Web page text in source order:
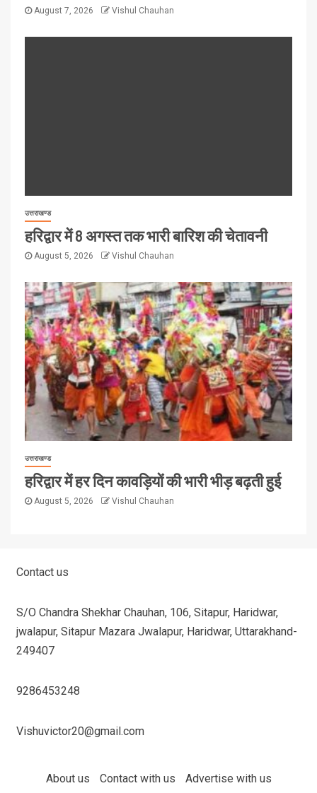
August 7, 2026 Vishul Chauhan
उत्तराखण्ड
हरिद्वार में 8 अगस्त तक भारी बारिश की चेतावनी
August 5, 2026 Vishul Chauhan
उत्तराखण्ड
हरिद्वार में हर दिन कावड़ियों की भारी भीड़ बढ़ती हुई
August 5, 2026 Vishul Chauhan
Contact us
S/O Chandra Shekhar Chauhan, 106, Sitapur, Haridwar,
jwalapur, Sitapur Mazara Jwalapur, Haridwar, Uttarakhand-
249407
9286453248
Vishuvictor20@gmail.com
About us Contact with us Advertise with us